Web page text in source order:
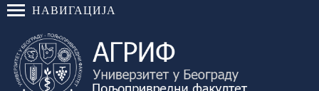
НАВИГАЦИЈА